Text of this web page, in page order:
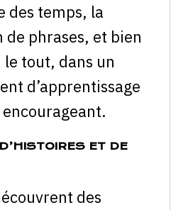
des temps, la
phrases, et bien
le tout, dans un
d’apprentissage
ET DE
des